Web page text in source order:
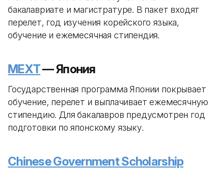
бакалавриате и магистратуре. В пакет входят
перелет, год изучения корейского языка,
обучение и ежемесячная стипендия.
MEXT— Япония
Государственная программа Японии покрывает
обучение, перелет и выплачивает ежемесячную
стипендию. Для бакалавров предусмотрен год
подготовки по японскому языку.
Chinese Government Scholarship